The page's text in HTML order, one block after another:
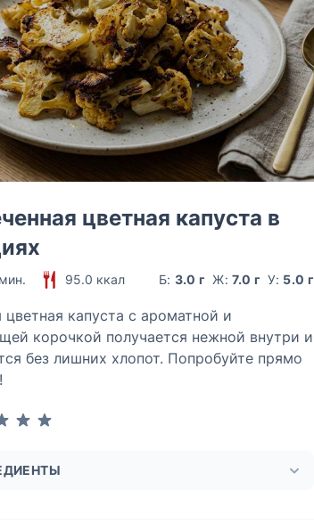
цветная капуста в
95.0 ккал Б: 3.0 г Ж:7.0 г У: 5.0 г
цветная капуста с ароматной и
корочкой получается нежной внутри и
без лишних хлопот. Попробуйте прямо